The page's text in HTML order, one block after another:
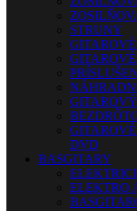
STRUNY
DVD
BASGITARY
ELEKTRO